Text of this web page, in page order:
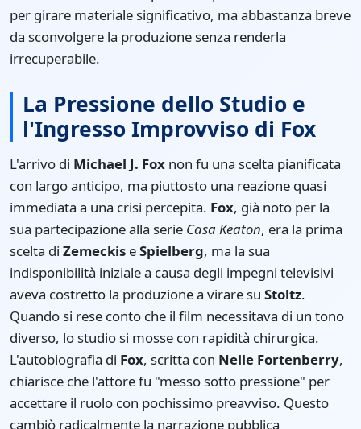
per girare materiale significativo, ma abbastanza breve
da sconvolgere la produzione senza renderla
irrecuperabile.
La Pressione dello Studio e
l'Ingresso Improvviso di Fox
L'arrivo di Michael J. Fox non fu una scelta pianificata
con largo anticipo, ma piuttosto una reazione quasi
immediata a una crisi percepita. Fox, già noto per la
sua partecipazione alla serie Casa Keaton, era la prima
scelta di Zemeckis eSpielberg, ma la sua
indisponibilità iniziale a causa degli impegni televisivi
aveva costretto la produzione a virare su Stoltz.
Quando si rese conto che il film necessitava di un tono
diverso, lo studio si mosse con rapidità chirurgica.
L'autobiografia di Fox, scritta con Nelle Fortenberry,
chiarisce che l'attore fu "messo sotto pressione" per
accettare il ruolo con pochissimo preavviso. Questo
cambiò radicalmente la narrazione pubblica